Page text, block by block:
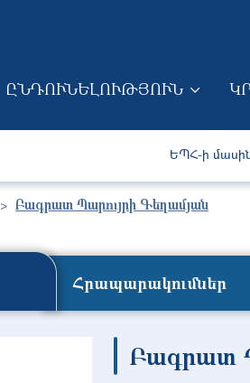
MAIN NAVIGATION
ԸՆԴՈՒՆԵԼՈՒԹՅՈՒՆ
ԵՊՀ-ի
Բագրատ Պարույրի Գեղամյան
Հրապարակումներ
Բագրատ